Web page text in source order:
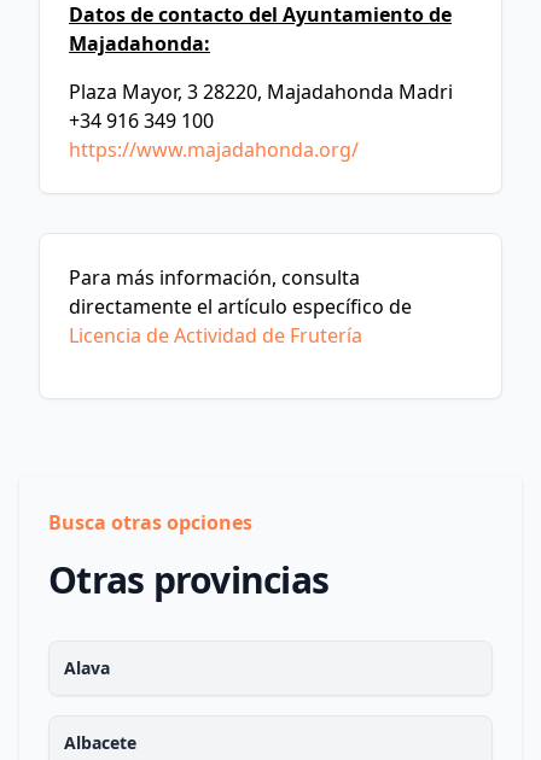
Datos de contacto del Ayuntamiento de
Majadahonda:
Plaza Mayor, 3 28220, Majadahonda Madri
+34 916 349 100
https://www.majadahonda.org/
Para más información, consulta
directamente el artículo específico de
Licencia de Actividad de Frutería
Busca otras opciones
Otras provincias
Alava
Albacete